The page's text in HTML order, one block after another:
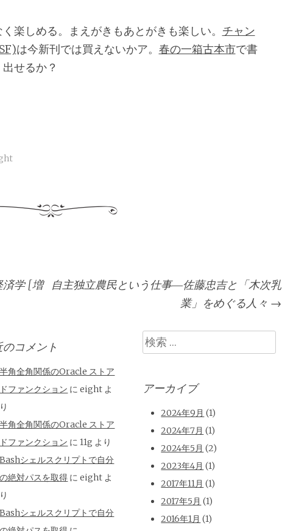
楽しめる。まえがきもあとがきも楽しい。 チャン
は今新刊では買えないかア。 春の一箱古本市で書
せるか？
済学 [増
自主独立農民という仕事―佐藤忠吉と「木次乳
業」をめぐる人々 →
のコメント
半角全角関係のOracle ストア
ドファンクション にeight よ
り
半角全角関係のOracle ストア
ドファンクション に11g より
Bashシェルスクリプトで自分
の絶対パスを取得 にeight よ
り
Bashシェルスクリプトで自分
検
索
アーカイブ
2024年9月 (1)
2024年7月 (1)
2024年5月 (2)
2023年4月 (1)
2017年11月 (1)
2017年5月 (1)
2016年1月 (1)